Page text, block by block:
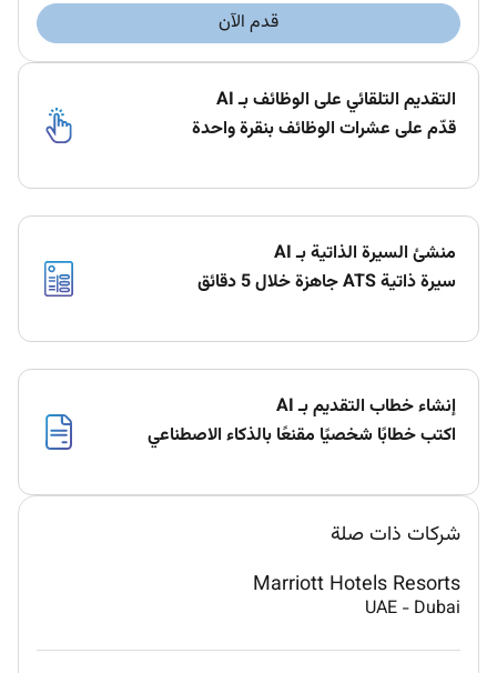
قدم الآن
التقديم التلقائي على الوظائف بـ AI
قدّم على عشرات الوظائف بنقرة واحدة
منشئ السيرة الذاتية بـ AI
سيرة ذاتية ATS جاهزة خلال 5 دقائق
إنشاء خطاب التقديم بـ AI
اكتب خطابًا شخصيًا مقنعًا بالذكاء الاصطناعي
شركات ذات صلة
Marriott Hotels Resorts
UAE - Dubai